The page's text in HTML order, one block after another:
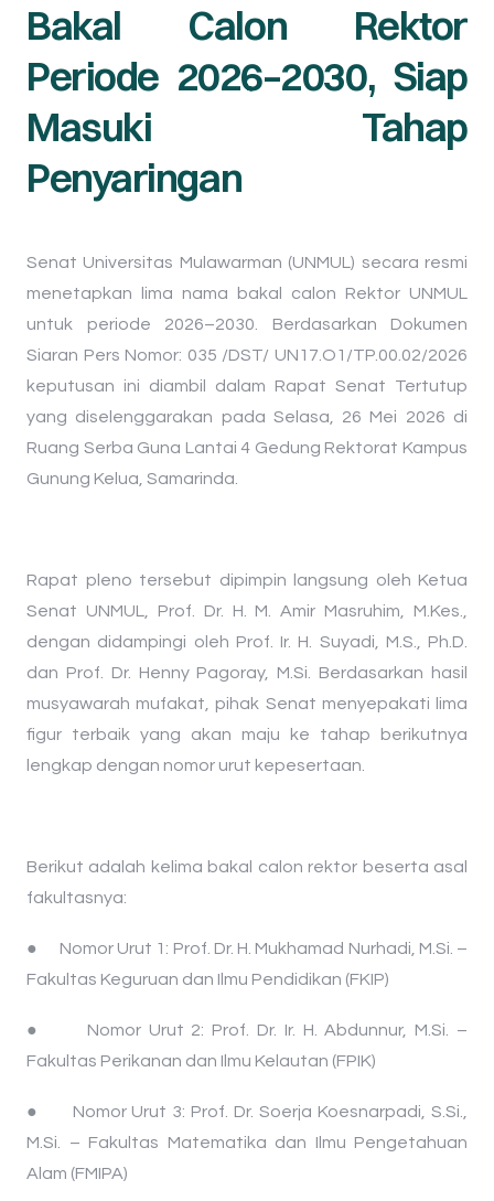
Bakal Calon Rektor
Periode 2026–2030, Siap
Masuki Tahap
Penyaringan
Senat Universitas Mulawarman (UNMUL) secara resmi
menetapkan lima nama bakal calon Rektor UNMUL
untuk periode 2026–2030. Berdasarkan Dokumen
Siaran Pers Nomor: 035 /DST/ UN17.O1/TP.00.02/2026
keputusan ini diambil dalam Rapat Senat Tertutup
yang diselenggarakan pada Selasa, 26 Mei 2026 di
Ruang Serba Guna Lantai 4 Gedung Rektorat Kampus
Gunung Kelua, Samarinda.
​Rapat pleno tersebut dipimpin langsung oleh Ketua
Senat UNMUL, Prof. Dr. H. M. Amir Masruhim, M.Kes.,
dengan didampingi oleh Prof. Ir. H. Suyadi, M.S., Ph.D.
dan Prof. Dr. Henny Pagoray, M.Si. Berdasarkan hasil
musyawarah mufakat, pihak Senat menyepakati lima
figur terbaik yang akan maju ke tahap berikutnya
lengkap dengan nomor urut kepesertaan.
​Berikut adalah kelima bakal calon rektor beserta asal
fakultasnya:
● ​Nomor Urut 1: Prof. Dr. H. Mukhamad Nurhadi, M.Si. –
Fakultas Keguruan dan Ilmu Pendidikan (FKIP)
● ​Nomor Urut 2: Prof. Dr. Ir. H. Abdunnur, M.Si. –
Fakultas Perikanan dan Ilmu Kelautan (FPIK)
● ​Nomor Urut 3: Prof. Dr. Soerja Koesnarpadi, S.Si.,
M.Si. – Fakultas Matematika dan Ilmu Pengetahuan
Alam (FMIPA)